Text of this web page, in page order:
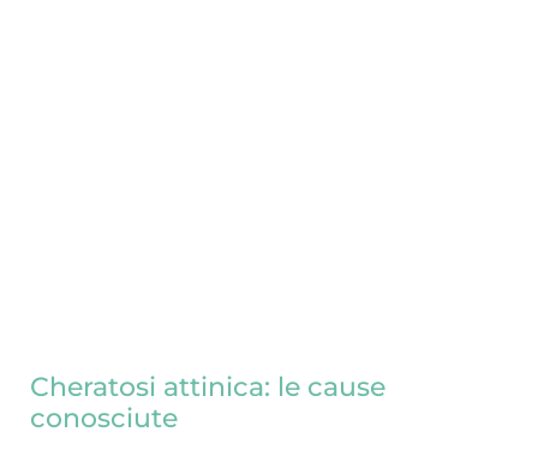
Cheratosi attinica: le cause
conosciute